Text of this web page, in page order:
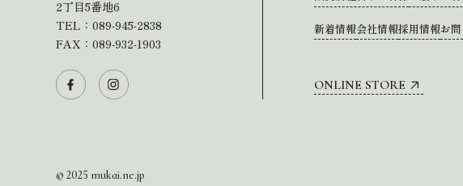
2丁目5番地6
TEL： 089-945-2838
FAX：089-932-1903
新着情報会社情報採用情報お
ONLINE STORE
© 2025 mukai.ne.jp